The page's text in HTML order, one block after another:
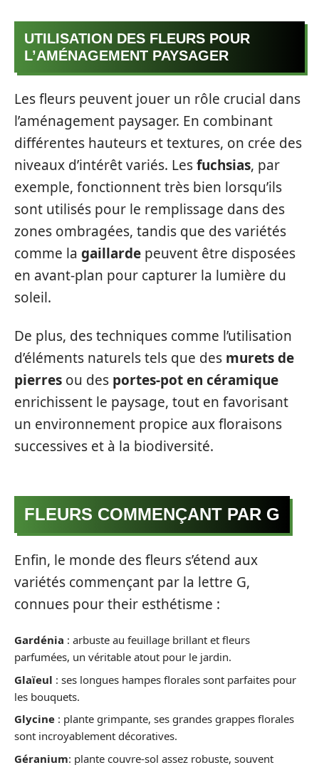
UTILISATION DES FLEURS POUR
L’AMÉNAGEMENT PAYSAGER
Les fleurs peuvent jouer un rôle crucial dans
l’aménagement paysager. En combinant
différentes hauteurs et textures, on crée des
niveaux d’intérêt variés. Lesfuchsias, par
exemple, fonctionnent très bien lorsqu’ils
sont utilisés pour le remplissage dans des
zones ombragées, tandis que des variétés
comme la gaillarde peuvent être disposées
en avant-plan pour capturer la lumière du
soleil.
De plus, des techniques comme l’utilisation
d’éléments naturels tels que des murets de
pierres ou des portes-pot en céramique
enrichissent le paysage, tout en favorisant
un environnement propice aux floraisons
successives et à la biodiversité.
FLEURS COMMENÇANT PAR G
Enfin, le monde des fleurs s’étend aux
variétés commençant par la lettre G,
connues pour their esthétisme :
Gardénia : arbuste au feuillage brillant et fleurs
parfumées, un véritable atout pour le jardin.
Glaïeul : ses longues hampes florales sont parfaites pour
les bouquets.
Glycine : plante grimpante, ses grandes grappes florales
sont incroyablement décoratives.
Géranium: plante couvre-sol assez robuste, souvent